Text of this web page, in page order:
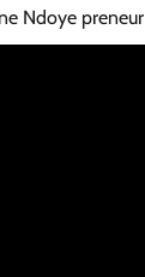
Ndoye preneur